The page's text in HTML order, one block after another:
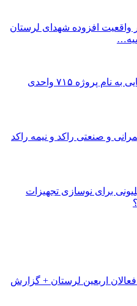
واقعیت افزوده شهدای لرستان
چشم انتظاری ملت در معمایی به نام پروژه ۷۱۵ واحدی
و صنعتی راکد و نیمه راکد
پرداخت وام 100 میلیونی برای نوسازی تجهیزات
اربعین لرستان + گزارش